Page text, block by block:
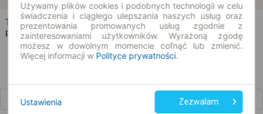
Turzno → Bydgoszcz
Rozkład jazdy i bilety
Używamy plików cookies i podobnych technologii w celu
świadczenia i ciągłego ulepszania naszych usług oraz
prezentowania promowanych usług zgodnie z
zainteresowaniami użytkowników. Wyrażoną zgodę
możesz w dowolnym momencie cofnąć lub zmienić.
Więcej informacji w Polityce prywatności.
Ustawienia Zezwalam